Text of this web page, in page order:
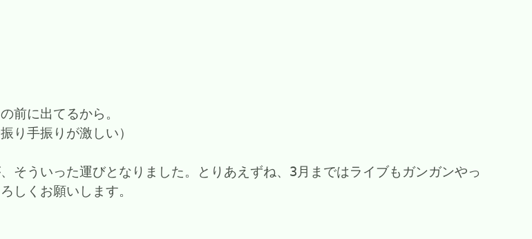
前に出てるから。
り手振りが激しい）
そういった運びとなりました。とりあえずね、3月まではライブもガンガンやっ
しくお願いします。